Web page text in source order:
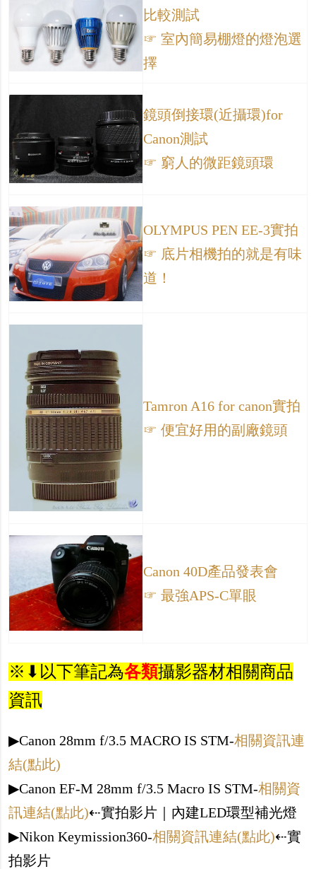
比較測試
☞ 室內簡易棚燈的燈泡選
擇
鏡頭倒接環(近攝環)for
Canon測試
☞ 窮人的微距鏡頭環
OLYMPUS PEN EE-3實拍
☞ 底片相機拍的就是有味
道！
Tamron A16 for canon實拍
☞ 便宜好用的副廠鏡頭
Canon 40D產品發表會
☞ 最強APS-C單眼
※⬇︎以下筆記為各類攝影器材相關商品
資訊
▶︎Canon 28mm f/3.5 MACRO IS STM-相關資訊連
結(點此)
▶︎Canon EF-M 28mm f/3.5 Macro IS STM-相關資
訊連結(點此)⇠實拍影片｜內建LED環型補光燈
▶︎Nikon Keymission360-相關資訊連結(點此)⇠實
拍影片